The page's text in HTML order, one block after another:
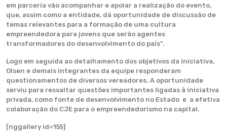
em parceria vão acompanhar e apoiar a realização do evento,
que, assim como a entidade, dá oportunidade de discussão de
temas relevantes para a formação de uma cultura
empreendedora para jovens que serão agentes
transformadores do desenvolvimento do país”.
Logo em seguida ao detalhamento dos objetivos da iniciativa,
Olsen e demais integrantes da equipe responderam
questionamentos de diversos vereadores. A oportunidade
serviu para ressaltar questões importantes ligadas à iniciativa
privada, como fonte de desenvolvimento no Estado e a efetiva
colaboração do CJE para o empreendedorismo na capital.
[nggallery id=155]